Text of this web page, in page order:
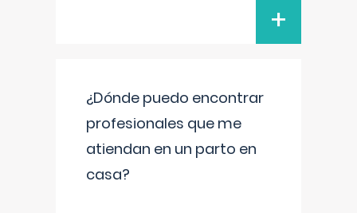
+
¿Dónde puedo encontrar
profesionales que me
atiendan en un parto en
casa?